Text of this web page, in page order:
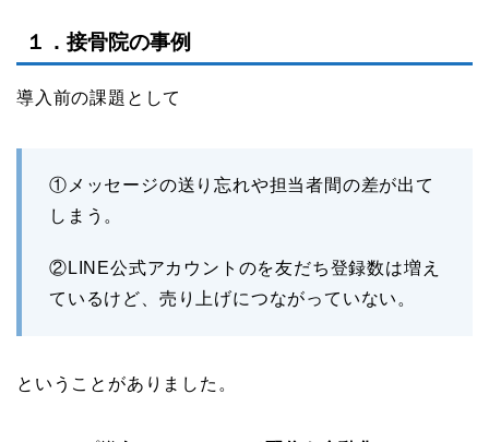
１．接骨院の事例
導入前の課題として
①メッセージの送り忘れや担当者間の差が出て
しまう。
②LINE公式アカウントのを友だち登録数は増え
ているけど、売り上げにつながっていない。
ということがありました。